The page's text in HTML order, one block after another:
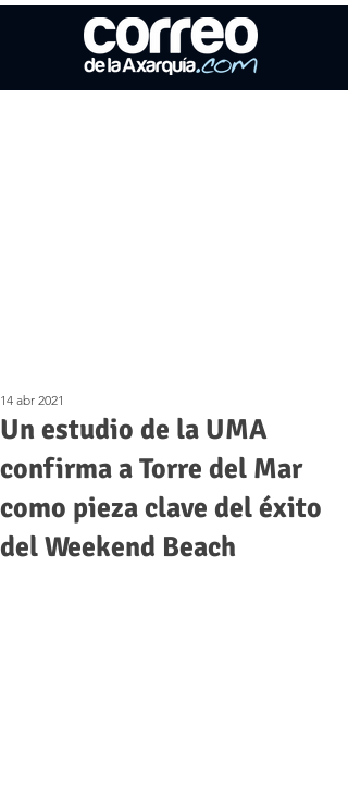
Un estudio de la UMA
confirma a Torre del Mar
como pieza clave del éxito
del Weekend Beach
14 abr 2021